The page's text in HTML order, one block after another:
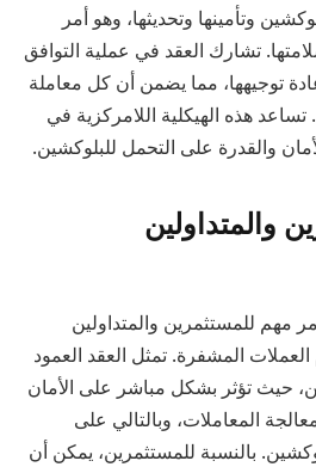
وتأمينها وتحديثها، وهو أمر
تشارك العقد في عملية التوافق
توجيهها، مما يضمن أن كل معاملة
هذه الهيكلية اللامركزية في
والقدرة على التحمل للبلوكشين.
والمتداولين
مهم للمستثمرين والمتداولين
المشفرة. تمثل العقد العمود
حيث تؤثر بشكل مباشر على الأمان
المعاملات، وبالتالي على
بالنسبة للمستثمرين، يمكن أن